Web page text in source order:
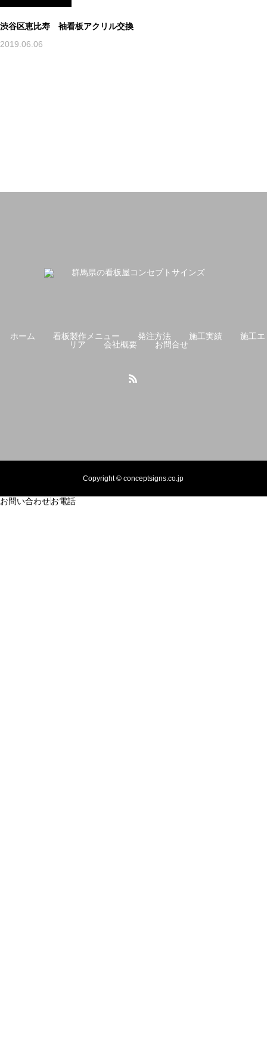
渋谷区恵比寿 袖看板アクリル交換
2019.06.06
ホーム 看板製作メニュー 発注方法 施工実績
施工エ
リア
会社概要 お問合せ
Copyright © conceptsigns.co.jp
お問い合わせお電話